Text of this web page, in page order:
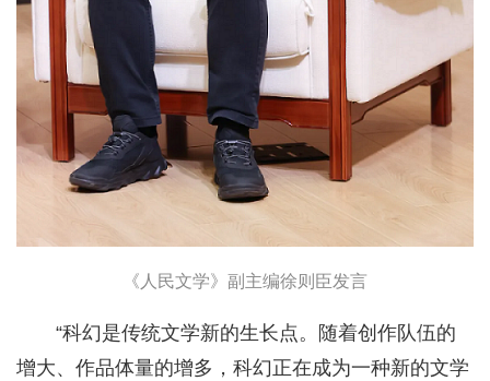
《人民文学》副主编徐则臣发言
“科幻是传统文学新的生长点。随着创作队伍的
增大、作品体量的增多，科幻正在成为一种新的文学